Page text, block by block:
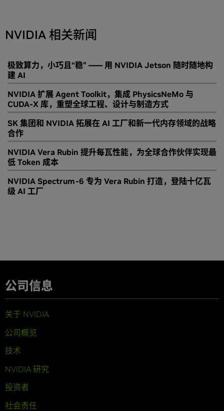
NVIDIA 相关新闻
极致算力，小巧且“稳” —— 用 NVIDIA Jetson 随时随地构
建 AI
NVIDIA 扩展 Agent Toolkit，集成 PhysicsNeMo 与
CUDA-X 库，重塑全球工程、设计与制造方式
SK 集团和 NVIDIA 拓展在 AI 工厂和新一代内存领域的战略
合作
NVIDIA Vera Rubin 提升每瓦性能，为全球合作伙伴实现最
低 Token 成本
NVIDIA Spectrum-6 专为 Vera Rubin 打造，登陆十亿瓦
级 AI 工厂
公司信息
关于 NVIDIA
公司概览
技术
NVIDIA 研究
投资者
社会责任